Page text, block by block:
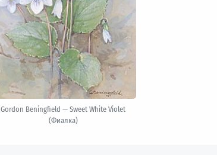
Gordon Beningfield — Sweet White Violet
(Фиалка)